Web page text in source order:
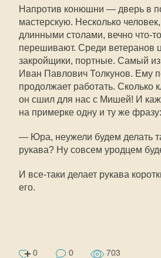
Напротив конюшни — дверь в
мастерскую. Несколько
длинными столами, вечно что-
перешивают. Среди ветеранов
закройщики, портные. Самый
Иван Павлович Толкунов. Ему
продолжает работать. Сколько
он сшил для нас с Мишей! И
на примерке одну и ту же фразу:
— Юра, неужели будем делать
рукава? Ну совсем уродцем
И все-таки делает рукава
его.
0 0 703